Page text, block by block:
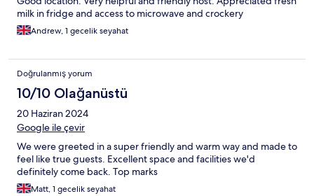
milk in fridge and access to microwave and crockery
Andrew, 1 gecelik seyahat
Doğrulanmış yorum
10/10 Olağanüstü
20 Haziran 2024
Google ile çevir
We were greeted in a super friendly and warm way and made to
feel like true guests. Excellent space and facilities we'd
definitely come back. Top marks
Matt, 1 gecelik seyahat